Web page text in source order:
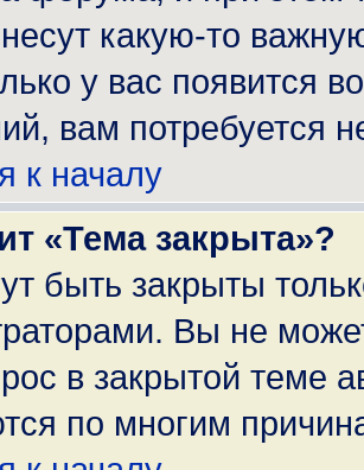
какую-то
у вас появится
вам потребуется
к началу
«Тема закрыта»?
быть закрыты
Вы не
в закрытой теме
по многим